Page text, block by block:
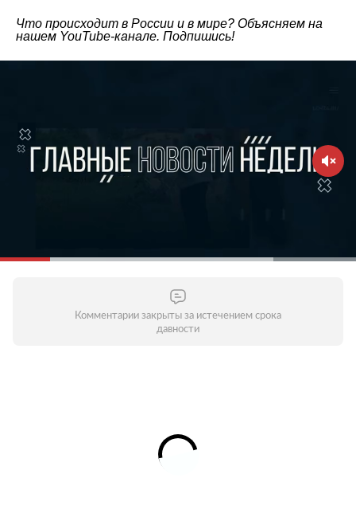
Что происходит в России и в мире? Объясняем на
нашем YouTube-канале. Подпишись!
Комментарии закрыты за истечением срока
давности